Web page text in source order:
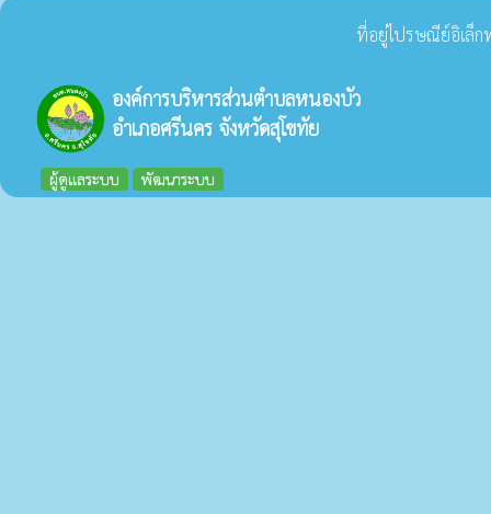
ที่อยู่ไปรษณีย์อิเล็ก
องค์การบริหารส่วนตำบลหนองบัว
อำเภอศรีนคร จังหวัดสุโขทัย
ผู้ดูแลระบบ พัฒนาระบบ